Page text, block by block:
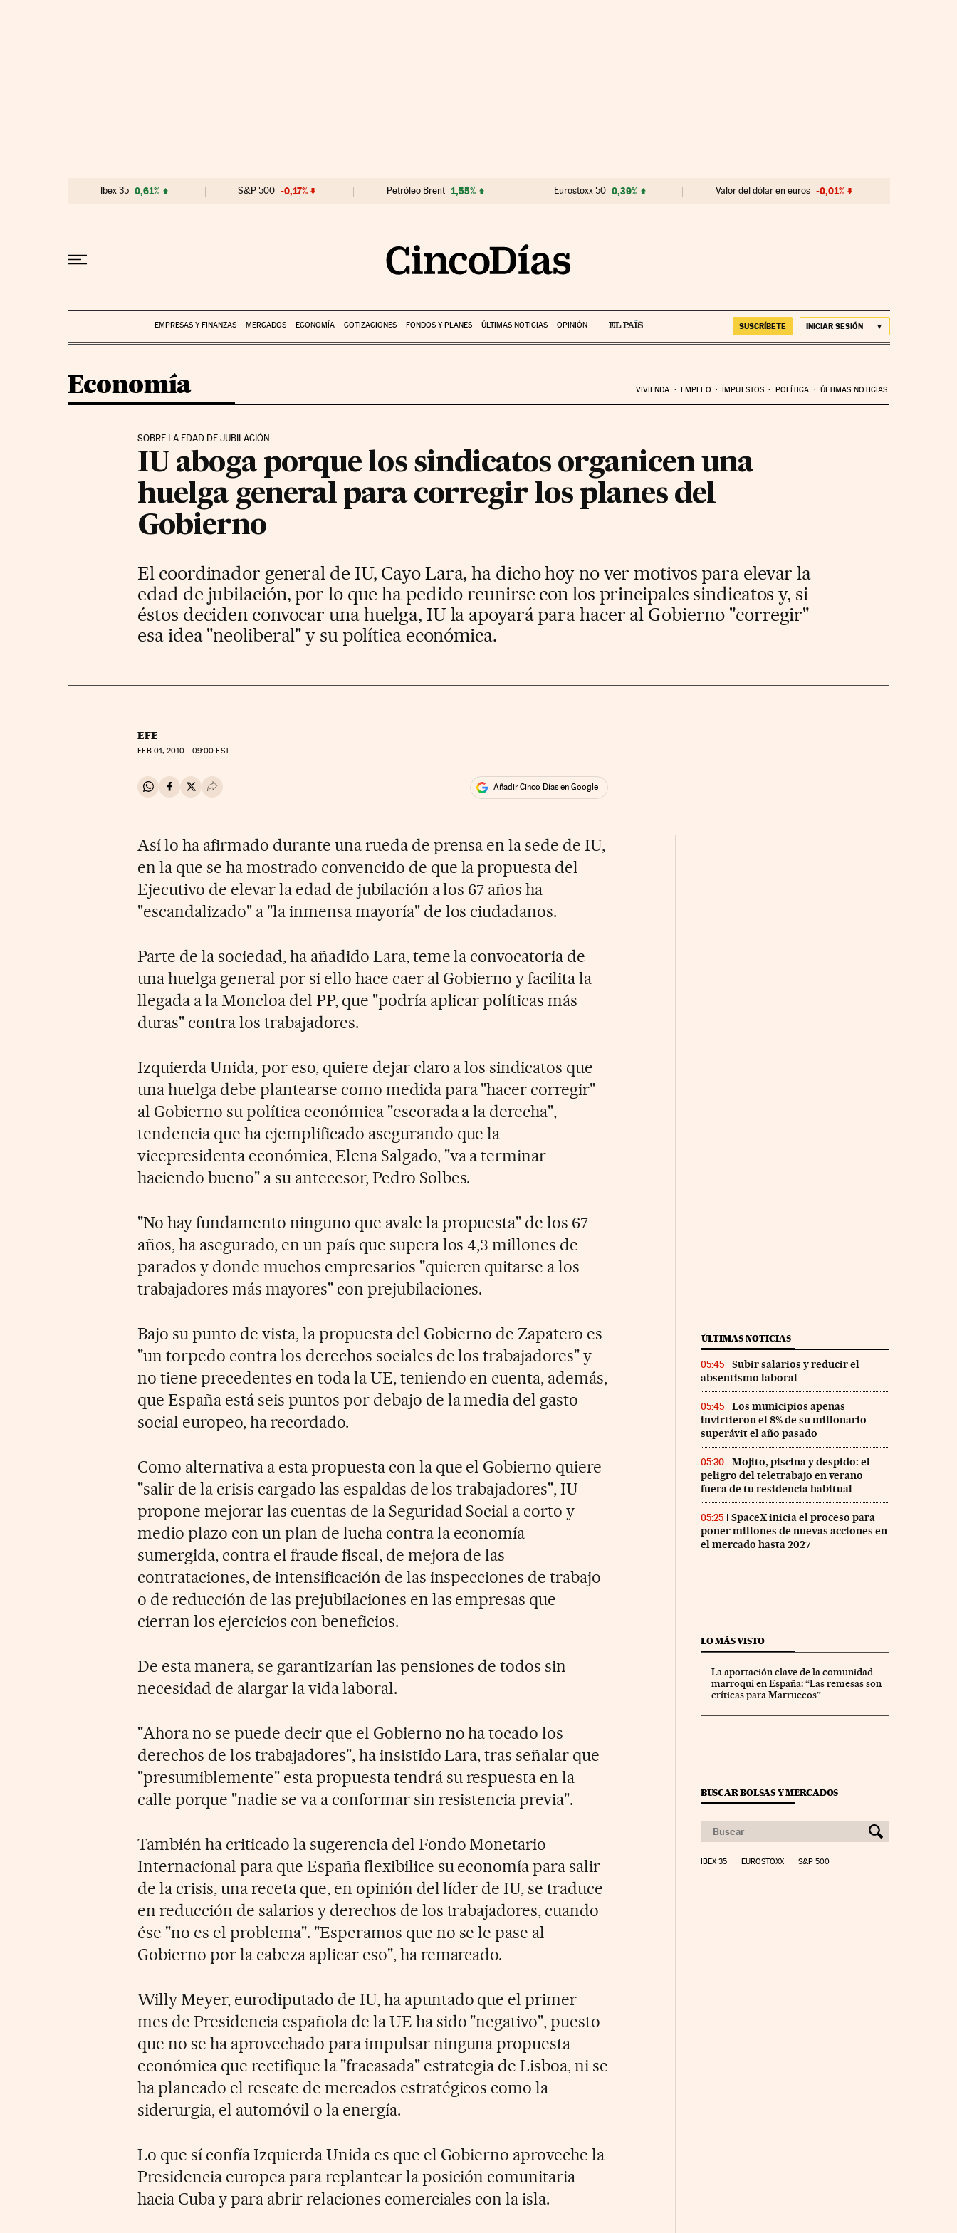
Ibex 35 0,61% S&P 500 -0,17% Petróleo Brent 1,55% Eurostoxx 50 0,39% Valor del dólar en euros -0,01%
EMPRESAS Y FINANZAS MERCADOS ECONOMÍA COTIZACIONES FONDOS Y PLANES ÚLTIMAS NOTICIAS OPINIÓN SUSCRÍBETE INICIAR SESIÓN
Economía VIVIENDA EMPLEO IMPUESTOS POLÍTICA ÚLTIMAS NOTICIAS
SOBRE LA EDAD DE JUBILACIÓN
IU aboga porque los sindicatos organicen una
huelga general para corregir los planes del
Gobierno
El coordinador general de IU, Cayo Lara, ha dicho hoy no ver motivos para elevar la
edad de jubilación, por lo que ha pedido reunirse con los principales sindicatos y, si
éstos deciden convocar una huelga, IU la apoyará para hacer al Gobierno "corregir"
esa idea "neoliberal" y su política económica.
EFE
FEB01, 2010 - 09:00 EST
Compartir en Whatsapp
Compartir en Facebook
Compartir en Twitter
Desplegar Redes Sociales Añadir Cinco Días en Google
Así lo ha afirmado durante una rueda de prensa en la sede de IU,
en la que se ha mostrado convencido de que la propuesta del
Ejecutivo de elevar la edad de jubilación a los 67 años ha
"escandalizado" a "la inmensa mayoría" de los ciudadanos.
Parte de la sociedad, ha añadido Lara, teme la convocatoria de
una huelga general por si ello hace caer al Gobierno y facilita la
llegada a la Moncloa del PP, que "podría aplicar políticas más
duras" contra los trabajadores.
Izquierda Unida, por eso, quiere dejar claro a los sindicatos que
una huelga debe plantearse como medida para "hacer corregir"
al Gobierno su política económica "escorada a la derecha",
tendencia que ha ejemplificado asegurando que la
vicepresidenta económica, Elena Salgado, "va a terminar
haciendo bueno" a su antecesor, Pedro Solbes.
"No hay fundamento ninguno que avale la propuesta" de los 67
años, ha asegurado, en un país que supera los 4,3 millones de
parados y donde muchos empresarios "quieren quitarse a los
trabajadores más mayores" con prejubilaciones.
Bajo su punto de vista, la propuesta del Gobierno de Zapatero es
"un torpedo contra los derechos sociales de los trabajadores" y
no tiene precedentes en toda la UE, teniendo en cuenta, además,
que España está seis puntos por debajo de la media del gasto
social europeo, ha recordado.
Como alternativa a esta propuesta con la que el Gobierno quiere
"salir de la crisis cargado las espaldas de los trabajadores", IU
propone mejorar las cuentas de la Seguridad Social a corto y
medio plazo con un plan de lucha contra la economía
sumergida, contra el fraude fiscal, de mejora de las
contrataciones, de intensificación de las inspecciones de trabajo
o de reducción de las prejubilaciones en las empresas que
cierran los ejercicios con beneficios.
De esta manera, se garantizarían las pensiones de todos sin
necesidad de alargar la vida laboral.
"Ahora no se puede decir que el Gobierno no ha tocado los
derechos de los trabajadores", ha insistido Lara, tras señalar que
"presumiblemente" esta propuesta tendrá su respuesta en la
calle porque "nadie se va a conformar sin resistencia previa".
También ha criticado la sugerencia del Fondo Monetario
Internacional para que España flexibilice su economía para salir
de la crisis, una receta que, en opinión del líder de IU, se traduce
en reducción de salarios y derechos de los trabajadores, cuando
ése "no es el problema". "Esperamos que no se le pase al
Gobierno por la cabeza aplicar eso", ha remarcado.
Willy Meyer, eurodiputado de IU, ha apuntado que el primer
mes de Presidencia española de la UE ha sido "negativo", puesto
que no se ha aprovechado para impulsar ninguna propuesta
económica que rectifique la "fracasada" estrategia de Lisboa, ni se
ha planeado el rescate de mercados estratégicos como la
siderurgia, el automóvil o la energía.
Lo que sí confía Izquierda Unida es que el Gobierno aproveche la
Presidencia europea para replantear la posición comunitaria
hacia Cuba y para abrir relaciones comerciales con la isla.
ÚLTIMAS NOTICIAS
05:45
Subir salarios y reducir el
absentismo laboral
05:45
Los municipios apenas
invirtieron el 8% de su millonario
superávit el año pasado
05:30
Mojito, piscina y despido: el
peligro del teletrabajo en verano
fuera de tu residencia habitual
05:25
SpaceX inicia el proceso para
poner millones de nuevas acciones en
el mercado hasta 2027
LO MÁS VISTO
La aportación clave de la comunidad
marroquí en España: “Las remesas son
críticas para Marruecos”
BUSCAR BOLSAS Y MERCADOS
IBEX 35 EUROSTOXX S&P 500